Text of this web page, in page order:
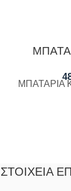
ΜΠΑΤΑΡΙΑ
ΣΤΟΙΧΕΊΑ